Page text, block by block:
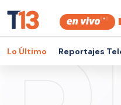
Lo Último Reportajes